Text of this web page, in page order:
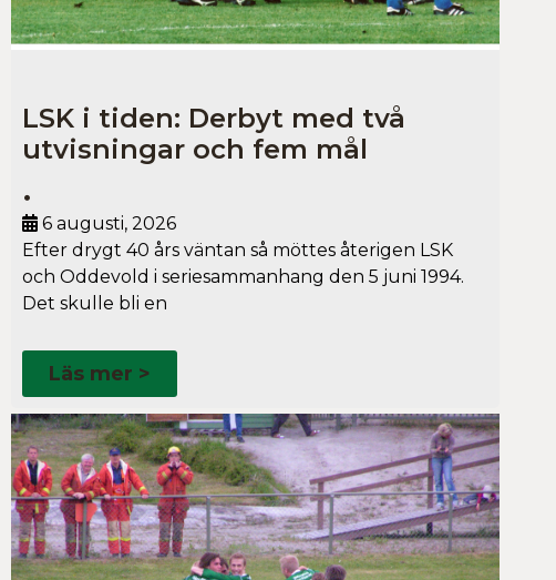
LSK i tiden: Derbyt med två
utvisningar och fem mål
•
6 augusti, 2026
Efter drygt 40 års väntan så möttes återigen LSK
och Oddevold i seriesammanhang den 5 juni 1994.
Det skulle bli en
Läs mer >